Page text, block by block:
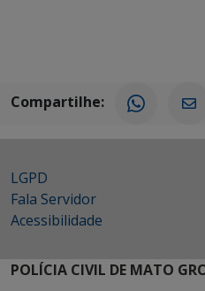
Compartilhe:
LGPD
Fala Servidor
Acessibilidade
POLÍCIA CIVIL DE MATO